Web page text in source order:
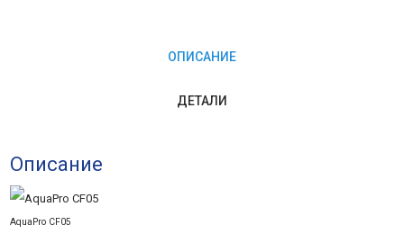
ОПИСАНИЕ
ДЕТАЛИ
Описание
AquaPro CF05